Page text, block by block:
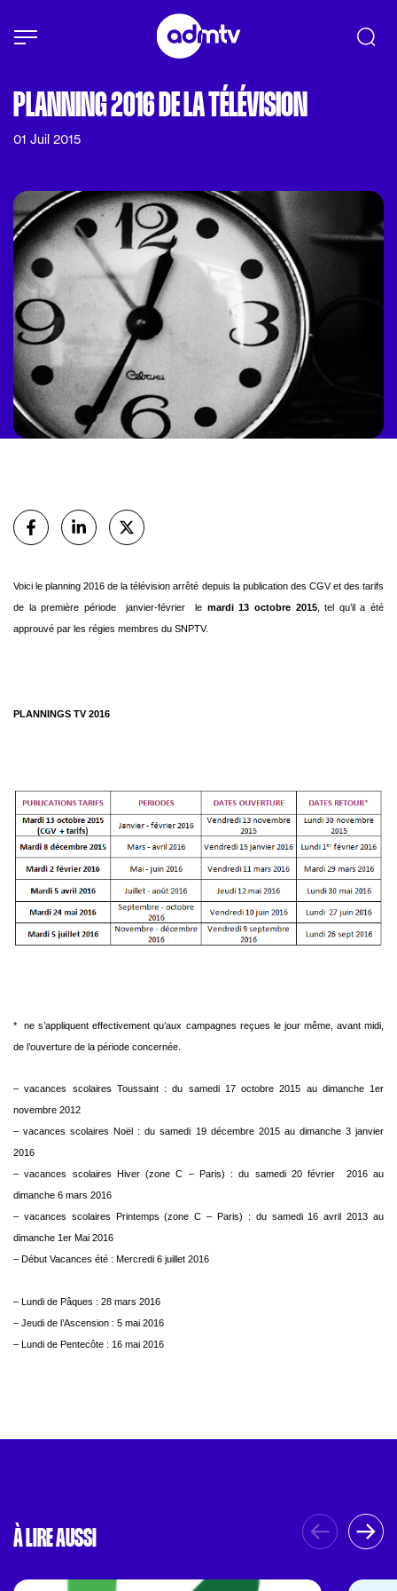
Aller au contenu principal
PLANNING 2016 DE LA TÉLÉVISION
01 Juil 2015
Partager
sur Facebook
sur Linkedinsur X (Twitter)
Voici le planning 2016 de la télévision arrêté depuis la publication des CGV et des tarifs
de la première période  janvier-février  le mardi 13 octobre 2015, tel qu’il a été
approuvé par les régies membres du SNPTV.
PLANNINGS TV 2016
* ne s’appliquent effectivement qu’aux campagnes reçues le jour même, avant midi,
de l’ouverture de la période concernée.
– vacances scolaires Toussaint : du samedi 17 octobre 2015 au dimanche 1er
novembre 2012
– vacances scolaires Noël : du samedi 19 décembre 2015 au dimanche 3 janvier
2016
– vacances scolaires Hiver (zone C – Paris) : du samedi 20 février 2016 au
dimanche 6 mars 2016
– vacances scolaires Printemps (zone C – Paris) : du samedi 16 avril 2013 au
dimanche 1er Mai 2016
– Début Vacances été : Mercredi 6 juillet 2016
– Lundi de Pâques : 28 mars 2016
– Jeudi de l’Ascension : 5 mai 2016
– Lundi de Pentecôte : 16 mai 2016
À LIRE AUSSI
Panneau de gestion des cookies